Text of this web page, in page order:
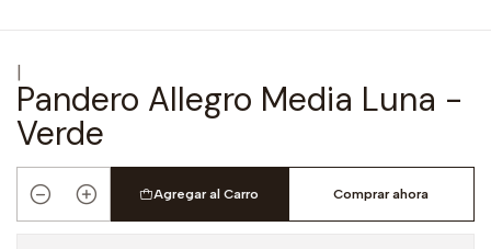
|
Pandero Allegro Media Luna -
Verde
Cantidad
Agregar al Carro Comprar ahora